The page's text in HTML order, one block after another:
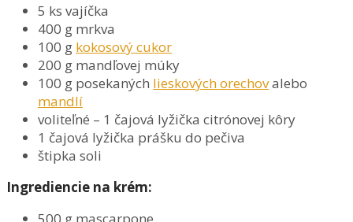
5 ks vajíčka
400 g mrkva
100 g kokosový cukor
200 g mandľovej múky
100 g posekaných lieskových orechovalebo
mandlí
voliteľné – 1 čajová lyžička citrónovej kôry
1 čajová lyžička prášku do pečiva
štipka soli
Ingrediencie na krém:
500 g mascarpone